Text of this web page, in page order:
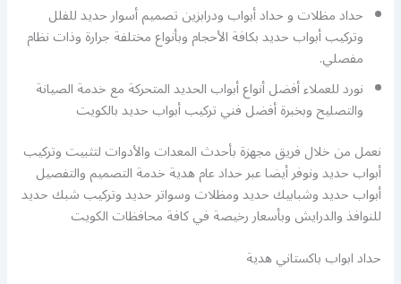
حداد مظلات و حداد أبواب ودرابزين تصميم أسوار حديد للفلل
وتركيب أبواب حديد بكافة الأحجام وبأنواع مختلفة جرارة وذات نظام
مفصلي.
نورد للعملاء أفضل أنواع أبواب الحديد المتحركة مع خدمة الصيانة
والتصليح وبخبرة أفضل فني تركيب أبواب حديد بالكويت
نعمل من خلال فريق مجهزة بأحدث المعدات والأدوات لتثبيت وتركيب
أبواب حديد ونوفر أيضا عبر حداد عام هدية خدمة التصميم والتفصيل
أبواب حديد وشبابيك حديد ومظلات وسواتر حديد وتركيب شبك حديد
للنوافذ والدرايش وبأسعار رخيصة في كافة محافظات الكويت
حداد ابواب باكستاني هدية